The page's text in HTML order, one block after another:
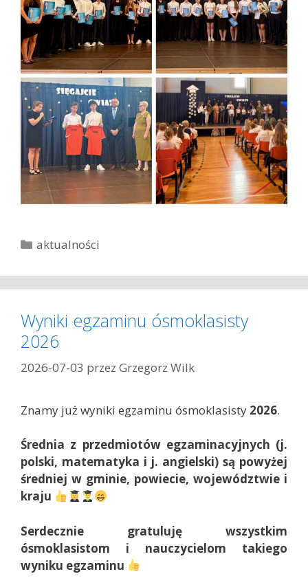
K
t
e
o
r
i
aktualności
Wyniki egzaminu ósmoklasisty
2026
2026-07-03 przez Grzegorz Wilk
Znamy już wyniki egzaminu ósmoklasisty 2026.
Średnia z przedmiotów egzaminacyjnych (j.
polski, matematyka i j. angielski) są powyżej
średniej w gminie, powiecie, województwie i
kraju
Serdecznie gratuluję wszystkim
ósmoklasistom i nauczycielom takiego
wyniku egzaminu